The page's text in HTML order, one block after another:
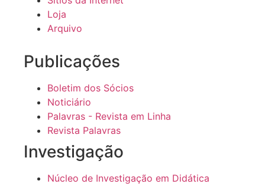
Loja
Arquivo
Publicações
Boletim dos Sócios
Noticiário
Palavras - Revista em Linha
Revista Palavras
Investigação
Núcleo de Investigação em Didática